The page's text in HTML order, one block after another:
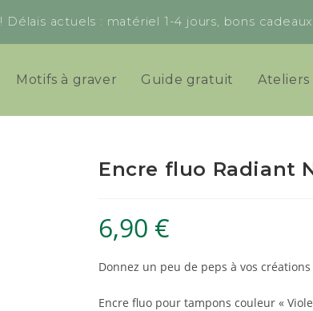
actuels : matériel 1-4 jours, bons
Motifs à graver Guide gratuit Ateliers
Encre fluo Radiant
6,90 €
Donnez un peu de peps à vos
Encre fluo pour tampons couleur «